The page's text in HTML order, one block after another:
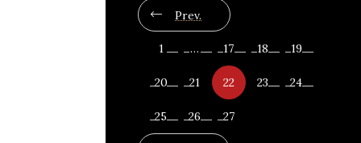
Prev.
1 … 17 18 19
20 21 22 23 24
25 26 27